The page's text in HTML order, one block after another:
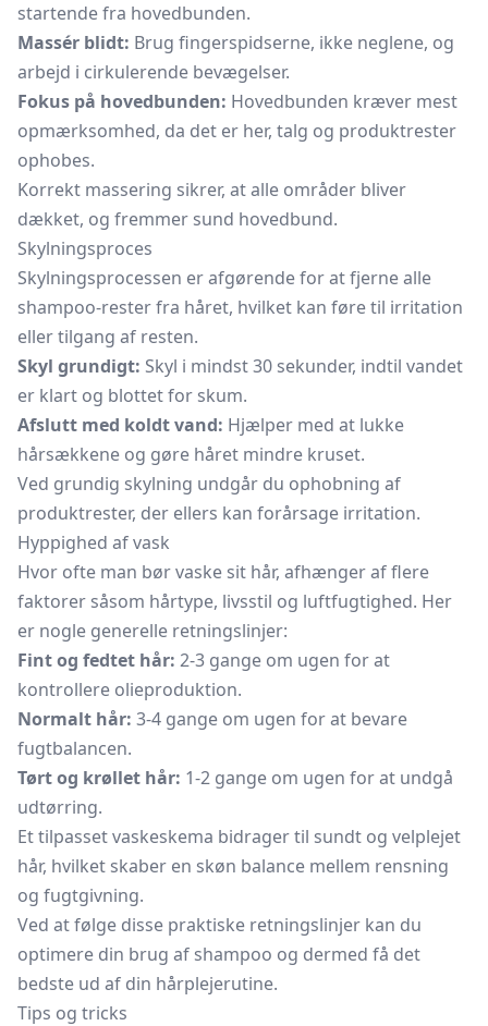
startende fra hovedbunden.
Massér blidt: Brug fingerspidserne, ikke neglene, og
arbejd i cirkulerende bevægelser.
Fokus på hovedbunden: Hovedbunden kræver mest
opmærksomhed, da det er her, talg og produktrester
ophobes.
Korrekt massering sikrer, at alle områder bliver
dækket, og fremmer sund hovedbund.
Skylningsproces
Skylningsprocessen er afgørende for at fjerne alle
shampoo-rester fra håret, hvilket kan føre til irritation
eller tilgang af resten.
Skyl grundigt: Skyl i mindst 30 sekunder, indtil vandet
er klart og blottet for skum.
Afslutt med koldt vand: Hjælper med at lukke
hårsækkene og gøre håret mindre kruset.
Ved grundig skylning undgår du ophobning af
produktrester, der ellers kan forårsage irritation.
Hyppighed af vask
Hvor ofte man bør vaske sit hår, afhænger af flere
faktorer såsom hårtype, livsstil og luftfugtighed. Her
er nogle generelle retningslinjer:
Fint og fedtet hår: 2-3 gange om ugen for at
kontrollere olieproduktion.
Normalt hår: 3-4 gange om ugen for at bevare
fugtbalancen.
Tørt og krøllet hår: 1-2 gange om ugen for at undgå
udtørring.
Et tilpasset vaskeskema bidrager til sundt og velplejet
hår, hvilket skaber en skøn balance mellem rensning
og fugtgivning.
Ved at følge disse praktiske retningslinjer kan du
optimere din brug af shampoo og dermed få det
bedste ud af din hårplejerutine.
Tips og tricks